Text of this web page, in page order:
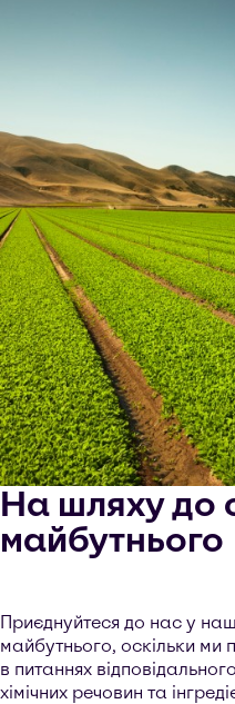
На шляху до
майбутнього
Приєднуйтеся до нас у
майбутнього, оскільки ми
в питаннях
хімічних речовин та